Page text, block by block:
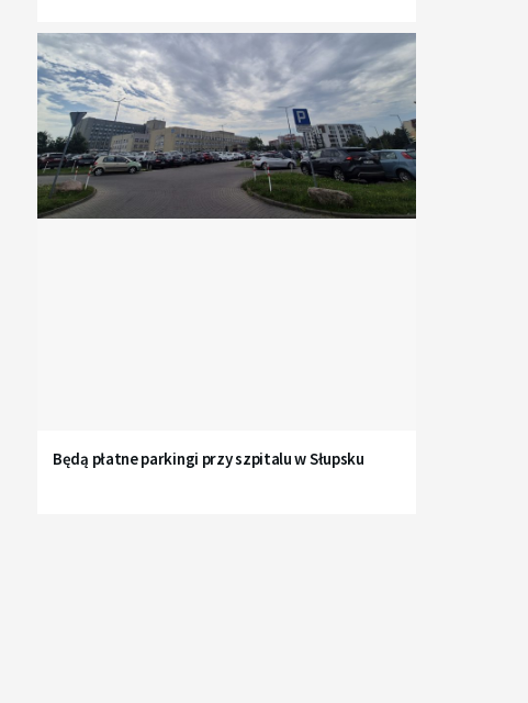
Będą płatne parkingi przy szpitalu w Słupsku